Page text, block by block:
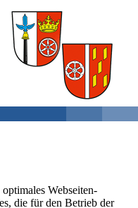
Webseiten-
die für den Betrieb der